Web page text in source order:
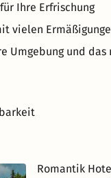
Ihre Erfrischung
vielen
Umgebung und
Romantik